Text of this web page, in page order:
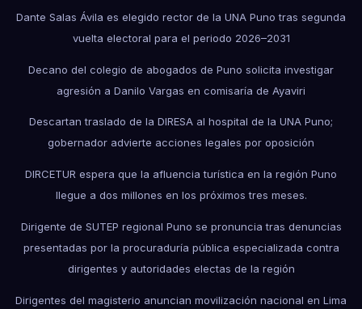
Dante Salas Ávila es elegido rector de la UNA Puno tras segunda
vuelta electoral para el periodo 2026–2031
Decano del colegio de abogados de Puno solicita investigar
agresión a Danilo Vargas en comisaría de Ayaviri
Descartan traslado de la DIRESA al hospital de la UNA Puno;
gobernador advierte acciones legales por oposición
DIRCETUR espera que la afluencia turística en la región Puno
llegue a dos millones en los próximos tres meses.
Dirigente de SUTEP regional Puno se pronuncia tras denuncias
presentadas por la procuraduría pública especializada contra
dirigentes y autoridades electas de la región
Dirigentes del magisterio anuncian movilización nacional en Lima